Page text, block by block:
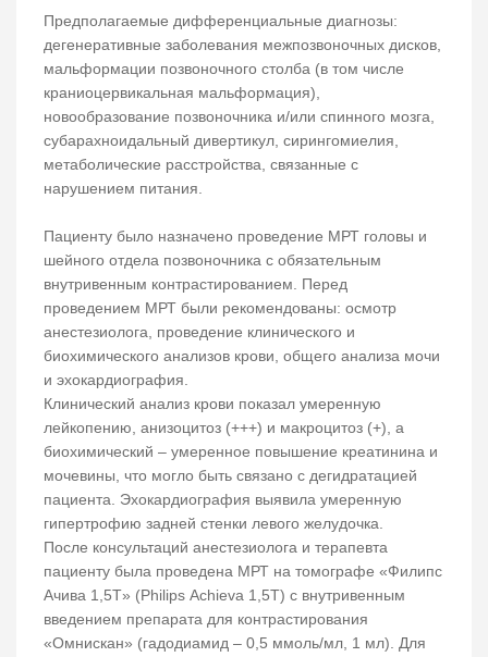
Предполагаемые дифференциальные диагнозы:
дегенеративные заболевания межпозвоночных дисков,
мальформации позвоночного столба (в том числе
краниоцервикальная мальформация),
новообразование позвоночника и/или спинного мозга,
субарахноидальный дивертикул, сирингомиелия,
метаболические расстройства, связанные с
нарушением питания.
Пациенту было назначено проведение МРТ головы и
шейного отдела позвоночника с обязательным
внутривенным контрастированием. Перед
проведением МРТ были рекомендованы: осмотр
анестезиолога, проведение клинического и
биохимического анализов крови, общего анализа мочи
и эхокардиография.
Клинический анализ крови показал умеренную
лейкопению, анизоцитоз (+++) и макроцитоз (+), а
биохимический – умеренное повышение креатинина и
мочевины, что могло быть связано с дегидратацией
пациента. Эхокардиография выявила умеренную
гипертрофию задней стенки левого желудочка.
После консультаций анестезиолога и терапевта
пациенту была проведена МРТ на томографе «Филипс
Ачива 1,5T» (Philips Achieva 1,5T) с внутривенным
введением препарата для контрастирования
«Омнискан» (гадодиамид – 0,5 ммоль/мл, 1 мл). Для